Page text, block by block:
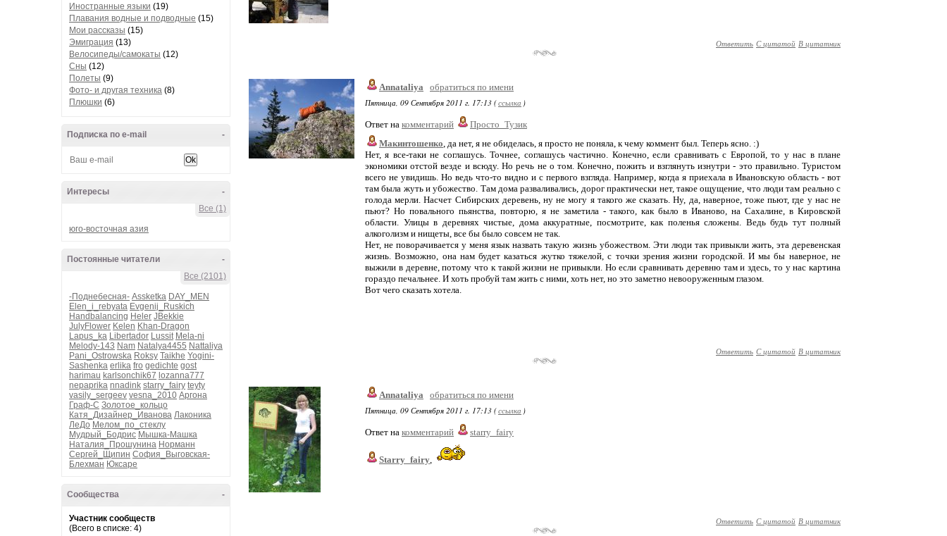
Иностранные языки (19)
Плавания водные и подводные (15)
Мои рассказы (15)
Эмиграция (13)
Велосипеды/самокаты (12)
Сны (12)
Полеты (9)
Фото- и другая техника (8)
Плюшки (6)
-
Подписка по e-mail
-
Интересы
Все (1)
юго-восточная азия
-
Постоянные читатели
Все (2101)
-Поднебесная- Assketka DAY_MEN
Elen_i_rebyata Evgenij_Ruskich
Handbalancing Heler JBekkie
JulyFlower Kelen Khan-Dragon
Lapus_ka Libertador Lussit Mela-ni
Melody-143 Nam Natalya4455 Nattaliya
Pani_Ostrowska Roksy Taikhe Yogini-
Sashenka erlika fro gedichte gost
harimau karlsonchik67 lozanna777
nepaprika nnadink starry_fairy teyty
vasily_sergeev vesna_2010 Аргона
Граф-С Золотое_кольцо
Катя_Дизайнер_Иванова Лаконика
ЛеДо Мелом_по_стеклу
Мудрый_Бодрис Мышка-Машка
Наталия_Прошунина Норманн
Сергей_Щипин София_Выговская-
Блехман Юксаре
-
Сообщества
Участник сообществ
(Всего в списке: 4)
Ответить С цитатой В цитатник
Annataliya
обратиться по имени
Пятница, 09 Сентября 2011 г. 17:13 (ссылка )
Ответ на комментарий
Просто_Тузик
Макинтошенко, да нет, я не обиделась, я просто не поняла, к чему коммент был. Теперь ясно. :)
Нет, я все-таки не соглашусь. Точнее, соглашусь частично. Конечно, если сравнивать с Европой, то у нас в плане
экономики отстой везде и всюду. Но речь не о том. Конечно, пожить и взглянуть изнутри - это правильно. Туристом
всего не увидишь. Но ведь что-то видно и с первого взгляда. Например, когда я приехала в Ивановскую область - вот
там была жуть и убожество. Там дома разваливались, дорог практически нет, такое ощущение, что люди там реально с
голода мерли. Насчет Сибирских деревень, ну не могу я такого же сказать. Ну, да, наверное, тоже пьют, где у нас не
пьют? Но повального пьянства, повторю, я не заметила - такого, как было в Иваново, на Сахалине, в Кировской
области. Улицы в деревнях чистые, дома аккуратные, посмотрите, как поленья сложены. Ведь будь тут полный
алкоголизм и нищеты, все бы было совсем не так.
Нет, не поворачивается у меня язык назвать такую жизнь убожеством. Эти люди так привыкли жить, эта деревенская
жизнь. Возможно, она нам будет казаться жутко тяжелой, с точки зрения жизни городской. И мы бы наверное, не
выжили в деревне, потому что к такой жизни не привыкли. Но если сравнивать деревню там и здесь, то у нас картина
гораздо печальнее. И хоть пробуй там жить с ними, хоть нет, но это заметно невооруженным глазом.
Вот чего сказать хотела.
Ответить С цитатой В цитатник
Annataliya
обратиться по имени
Пятница, 09 Сентября 2011 г. 17:13 (ссылка )
Ответ на комментарий starry_fairy
Starry_fairy,
Ответить С цитатой В цитатник